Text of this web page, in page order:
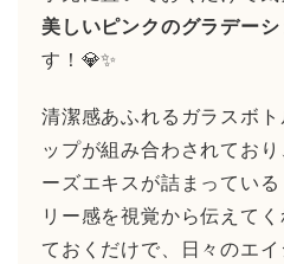
美しいピンクのグラデー
す！💎✨
清潔感あふれるガラスボ
ップが組み合わされてお
ーズエキスが詰まってい
リー感を視覚から伝えて
ておくだけで、日々のエ